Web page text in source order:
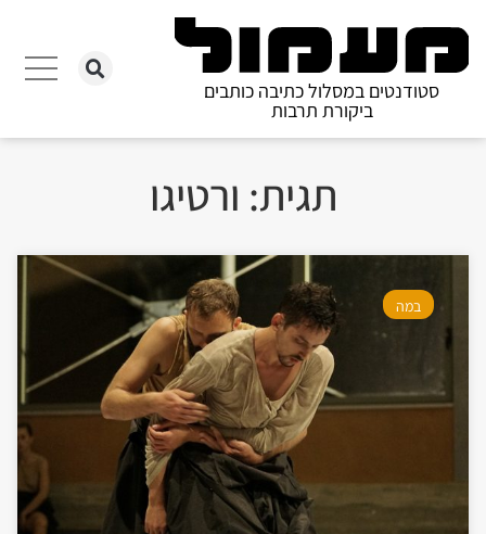
סטודנטים במסלול כתיבה כותבים
ביקורת תרבות
תגית: ורטיגו
במה